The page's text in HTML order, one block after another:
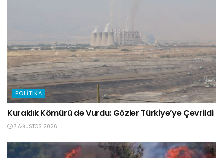
POLITIKA
Kuraklık Kömürü de Vurdu: Gözler Türkiye’ye Çevrildi
7 AĞUSTOS 2026